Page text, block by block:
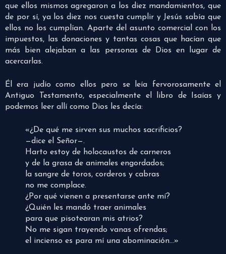
que ellos mismos agregaron a los diez mandamientos, que
de por sí, ya los diez nos cuesta cumplir y Jesús sabía que
ellos no los cumplían. Aparte del asunto comercial con los
impuestos, las donaciones y tantas cosas que hacían que
más bien alejaban a las personas de Dios en lugar de
acercarlas.
Él era judío como ellos pero se leía fervorosamente el
Antiguo Testamento, especialmente el libro de Isaías y
podemos leer allí como Dios les decía:
«¿De qué me sirven sus muchos sacrificios?
—dice el Señor—.
Harto estoy de holocaustos de carneros
y de la grasa de animales engordados;
la sangre de toros, corderos y cabras
no me complace.
¿Por qué vienen a presentarse ante mí?
¿Quién les mandó traer animales
para que pisotearan mis atrios?
No me sigan trayendo vanas ofrendas;
el incienso es para mí una abominación…»